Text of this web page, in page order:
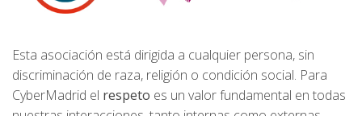
Esta asociación está dirigida a cualquier persona, sin
discriminación de raza, religión o condición social. Para
CyberMadrid el respeto es un valor fundamental en todas